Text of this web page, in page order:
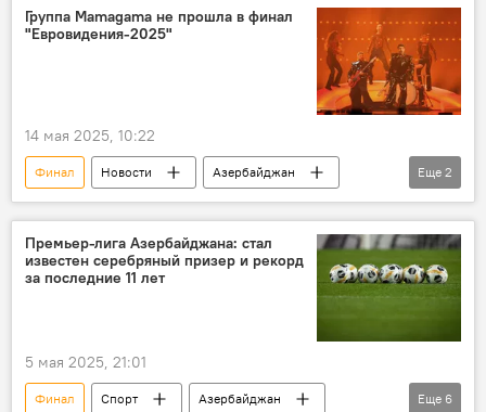
"Евровидение-2025"
Израиль
ХАМАС
Террористы
Группа Mamagama не прошла в финал
"Евровидения-2025"
14 мая 2025, 10:22
Финал Новости
Азербайджан
Евровидение
Швейцария
Еще 2
Премьер-лига Азербайджана: стал
известен серебряный призер и рекорд
за последние 11 лет
5 мая 2025, 21:01
Финал Спорт
Азербайджан
Еще 6